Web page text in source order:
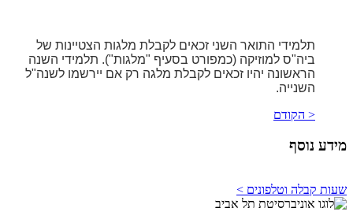
תלמידי התואר השני זכאים לקבלת מלגות הצטיינות של
ביה"ס למוזיקה (כמפורט בסעיף "מלגות"). תלמידי השנה
הראשונה יהיו זכאים לקבלת מלגה רק אם יירשמו לשנה"ל
השנייה.
< הקודם
מידע נוסף
שעות קבלה וטלפונים >